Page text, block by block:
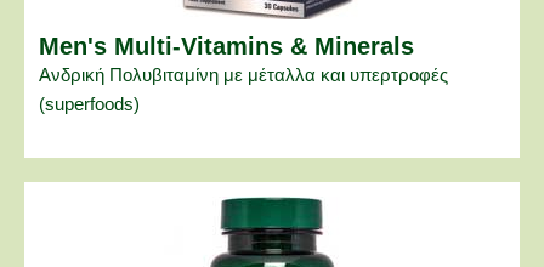
Men's Multi-Vitamins & Minerals
Ανδρική Πολυβιταμίνη με μέταλλα και υπερτροφές
(superfoods)